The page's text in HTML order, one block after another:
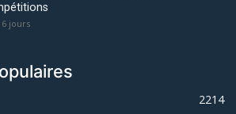
6 jours
2214